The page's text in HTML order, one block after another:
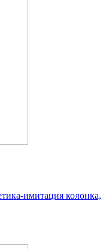
имитация колонка,